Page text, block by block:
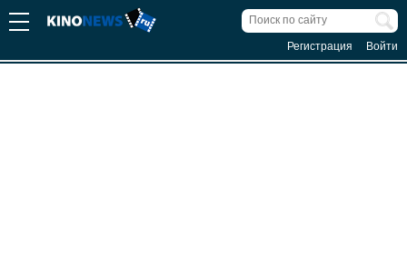
Регистрация Войти